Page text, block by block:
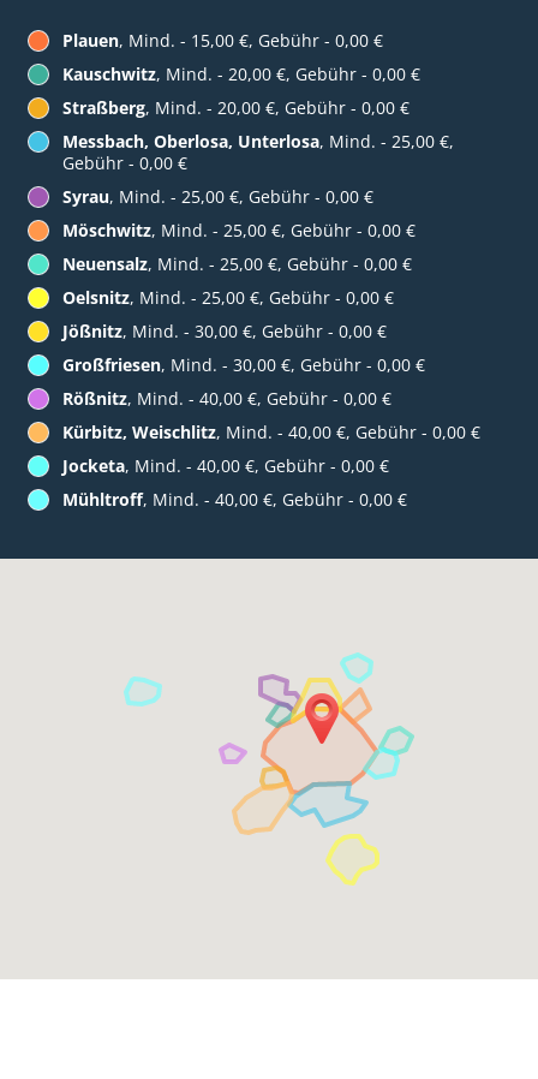
Plauen, Mind. - 15,00 €, Gebühr - 0,00 €
Kauschwitz, Mind. - 20,00 €, Gebühr - 0,00 €
Straßberg, Mind. - 20,00 €, Gebühr - 0,00 €
Messbach, Oberlosa, Unterlosa, Mind. - 25,00 €,
Gebühr - 0,00 €
Syrau, Mind. - 25,00 €, Gebühr - 0,00 €
Möschwitz, Mind. - 25,00 €, Gebühr - 0,00 €
Neuensalz, Mind. - 25,00 €, Gebühr - 0,00 €
Oelsnitz, Mind. - 25,00 €, Gebühr - 0,00 €
Jößnitz, Mind. - 30,00 €, Gebühr - 0,00 €
Großfriesen, Mind. - 30,00 €, Gebühr - 0,00 €
Rößnitz, Mind. - 40,00 €, Gebühr - 0,00 €
Kürbitz, Weischlitz, Mind. - 40,00 €, Gebühr - 0,00 €
Jocketa, Mind. - 40,00 €, Gebühr - 0,00 €
Mühltroff, Mind. - 40,00 €, Gebühr - 0,00 €